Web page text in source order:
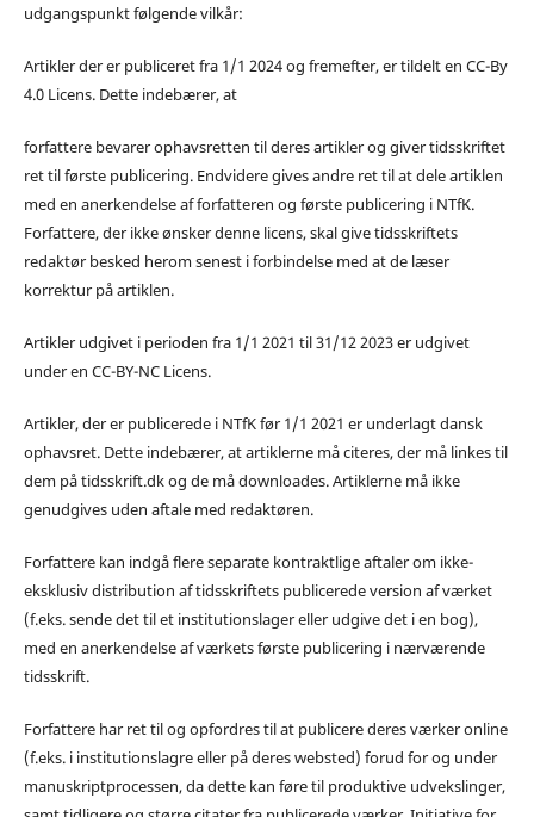
udgangspunkt følgende vilkår:
Artikler der er publiceret fra 1/1 2024 og fremefter, er tildelt en CC-By
4.0 Licens. Dette indebærer, at
forfattere bevarer ophavsretten til deres artikler og giver tidsskriftet
ret til første publicering. Endvidere gives andre ret til at dele artiklen
med en anerkendelse af forfatteren og første publicering i NTfK.
Forfattere, der ikke ønsker denne licens, skal give tidsskriftets
redaktør besked herom senest i forbindelse med at de læser
korrektur på artiklen.
Artikler udgivet i perioden fra 1/1 2021 til 31/12 2023 er udgivet
under en CC-BY-NC Licens.
Artikler, der er publicerede i NTfK før 1/1 2021 er underlagt dansk
ophavsret. Dette indebærer, at artiklerne må citeres, der må linkes til
dem på tidsskrift.dk og de må downloades. Artiklerne må ikke
genudgives uden aftale med redaktøren.
Forfattere kan indgå flere separate kontraktlige aftaler om ikke-
eksklusiv distribution af tidsskriftets publicerede version af værket
(f.eks. sende det til et institutionslager eller udgive det i en bog),
med en anerkendelse af værkets første publicering i nærværende
tidsskrift.
Forfattere har ret til og opfordres til at publicere deres værker online
(f.eks. i institutionslagre eller på deres websted) forud for og under
manuskriptprocessen, da dette kan føre til produktive udvekslinger,